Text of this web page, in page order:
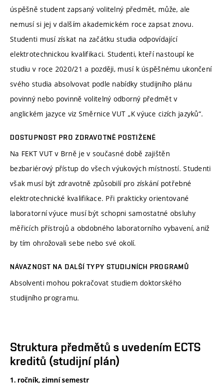
úspěšně student zapsaný volitelný předmět, může, ale
nemusí si jej v dalším akademickém roce zapsat znovu.
Studenti musí získat na začátku studia odpovídající
elektrotechnickou kvalifikaci. Studenti, kteří nastoupí ke
studiu v roce 2020/21 a později, musí k úspěšnému ukončení
svého studia absolvovat podle nabídky studijního plánu
povinný nebo povinně volitelný odborný předmět v
anglickém jazyce viz Směrnice VUT „K výuce cizích jazyků“.
DOSTUPNOST PRO ZDRAVOTNĚ POSTIŽENÉ
Na FEKT VUT v Brně je v současné době zajištěn
bezbariérový přístup do všech výukových místností. Studenti
však musí být zdravotně způsobilí pro získání potřebné
elektrotechnické kvalifikace. Při prakticky orientované
laboratorní výuce musí být schopni samostatné obsluhy
měřicích přístrojů a obdobného laboratorního vybavení, aniž
by tím ohrožovali sebe nebo své okolí.
NÁVAZNOST NA DALŠÍ TYPY STUDIJNÍCH PROGRAMŮ
Absolventi mohou pokračovat studiem doktorského
studijního programu.
Struktura předmětů s uvedením ECTS
kreditů (studijní plán)
1. ročník, zimní semestr